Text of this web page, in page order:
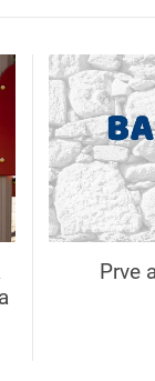
Prve